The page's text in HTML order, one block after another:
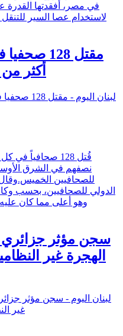
في مصر، أفقدتها
لاستخدام عصا السير
أكثر
نصفهم في الشرق
للصحافيين الخميس.وقال
الدولي للصحافيين، بحسب
سجن مؤثر جزائري
الهجرة غير